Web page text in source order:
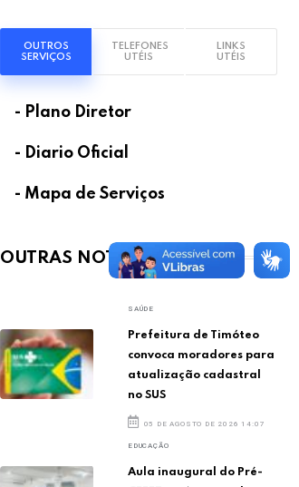
OUTROS
SERVIÇOS
TELEFONES
UTÉIS
LINKS
UTÉIS
- Plano Diretor
- Diario Oficial
- Mapa de Serviços
OUTRAS NOTÍCIAS
SAÚDE
Prefeitura de Timóteo
convoca moradores para
atualização cadastral
no SUS
05 DE AGOSTO DE 2026 14:07
EDUCAÇÃO
Aula inaugural do Pré-